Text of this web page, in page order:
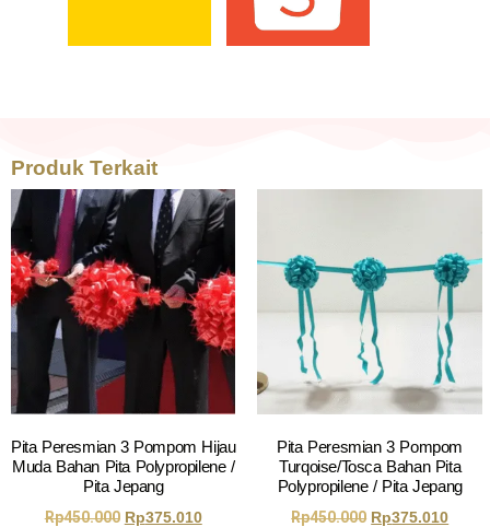
Produk Terkait
Pita Peresmian 3 Pompom Hijau
Muda Bahan Pita Polypropilene /
Pita Jepang
Rp450.000 Rp375.010
Pita Peresmian 3 Pompom
Turqoise/Tosca Bahan Pita
Polypropilene / Pita Jepang
Rp450.000 Rp375.010